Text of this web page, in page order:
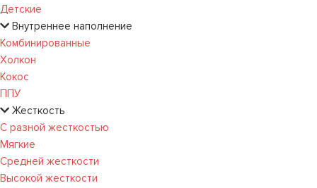
Детские
Внутреннее наполнение
Комбинированные
Холкон
Кокос
ППУ
Жесткость
С разной жесткостью
Мягкие
Средней жесткости
Высокой жесткости